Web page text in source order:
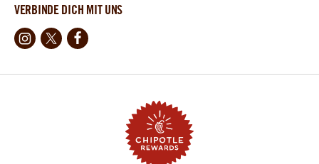
VERBINDE DICH MIT UNS